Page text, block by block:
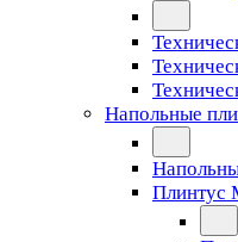
Напольные